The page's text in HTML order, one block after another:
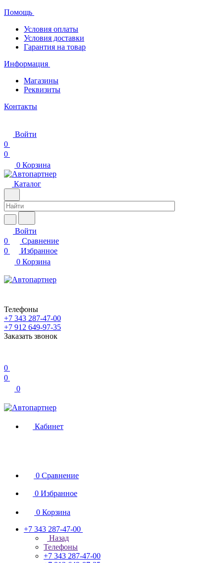
Помощь
Условия оплаты
Условия доставки
Гарантия на товар
Информация
Магазины
Реквизиты
Контакты
Войти
0
0
0 Корзина
Каталог
Войти
0
Сравнение
0
Избранное
0 Корзина
Телефоны
+7 343 287-47-00
+7 912 649-97-35
Заказать звонок
0
0
0
Кабинет
0 Сравнение
0 Избранное
0 Корзина
+7 343 287-47-00
Назад
Телефоны
+7 343 287-47-00